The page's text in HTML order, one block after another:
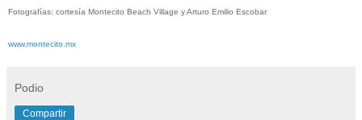
Fotografías: cortesía Montecito Beach Village y Arturo Emilio Escobar
www.montecito.mx
Podio
Compartir